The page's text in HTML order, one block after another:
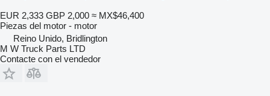
EUR 2,333 GBP 2,000 ≈ MX$46,400
Piezas del motor - motor
Reino Unido, Bridlington
M W Truck Parts LTD
Contacte con el vendedor